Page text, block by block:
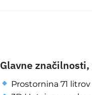
Glavne
Prostornina 71